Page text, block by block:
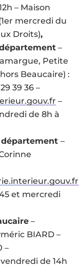
– Maison
mercredi du
Droits),
–
Petite
Beaucaire) :
39 36 –
–
de 8h à
département–
et mercredi
–
BIARD –
–
de 14h